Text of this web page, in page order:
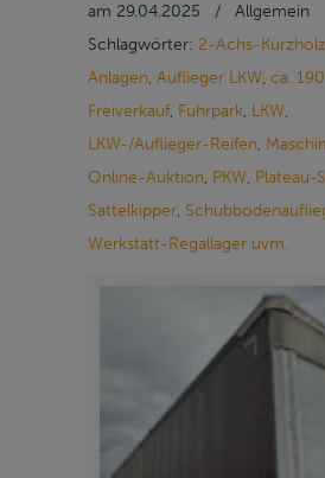
am 29.04.2025 /
Allgemein
Schlagwörter: 2-Achs-
Anlagen, Auflieger LKW, ca.
Freiverkauf, Fuhrpark, LKW,
LKW-/Auflieger-Reifen,
Online-Auktion, PKW, Plateau-
Sattelkipper,
Werkstatt-Regallager uvm.